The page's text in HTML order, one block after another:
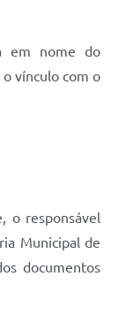
em nome do
vínculo com o
o responsável
Municipal de
documentos